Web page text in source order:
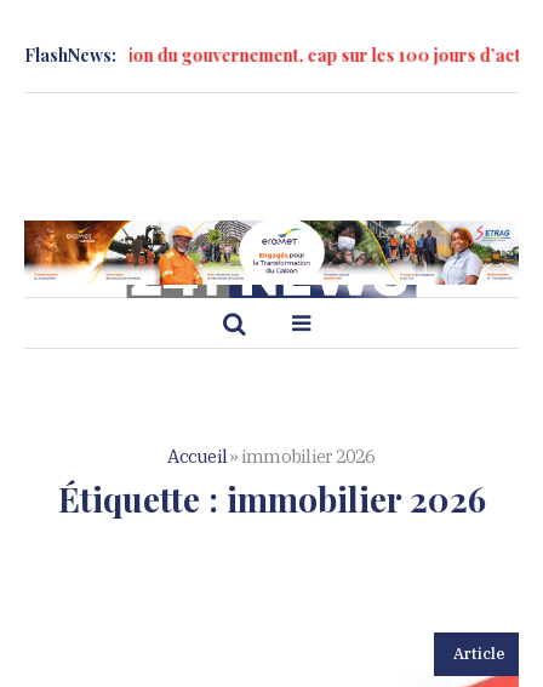
FlashNews:
formation du gouvernement, cap sur les 100 jours d’action »
Accueil» immobilier 2026
Étiquette : immobilier 2026
Article